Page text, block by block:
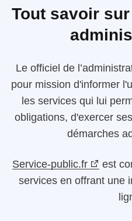
Tout savoir
Le officiel de
pour mission d'informer
les services qui lui
obligations, d'exercer
démarches
Service-public.fr
est
services en offrant une